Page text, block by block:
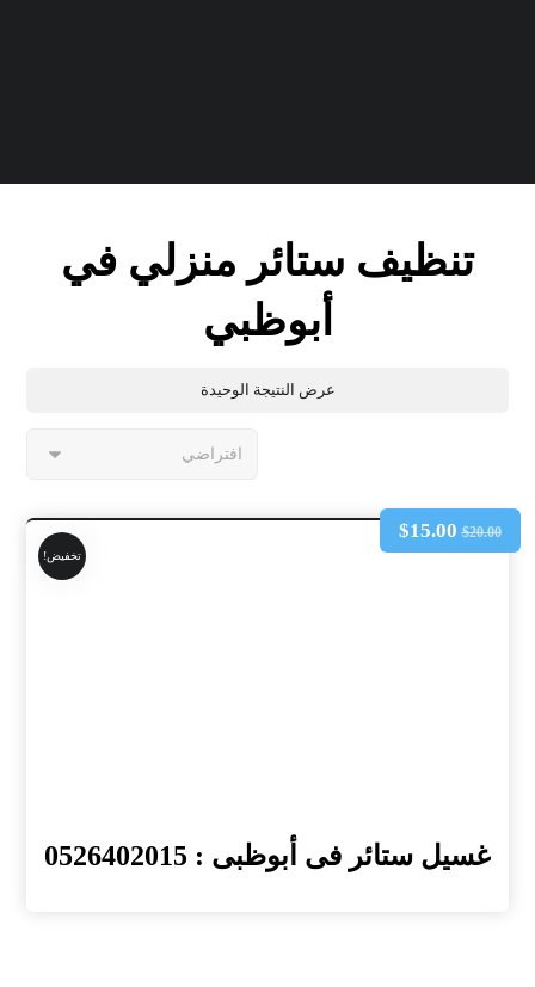
تنظيف ستائر منزلي في
أبوظبي
عرض النتيجة الوحيدة
تخفيض!
غسيل ستائر فى أبوظبى : 0526402015
$20.00
$15.00